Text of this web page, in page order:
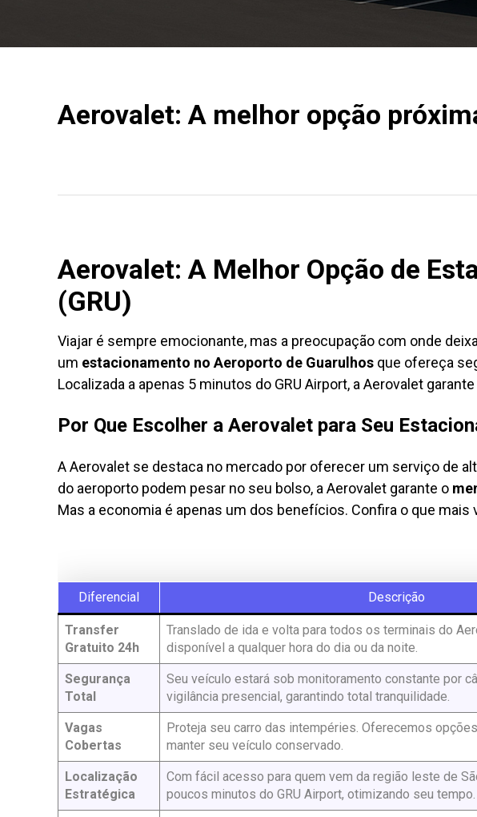
Aerovalet: A melhor opção
Aerovalet: A Melhor Opção de
(GRU)
Viajar é sempre emocionante, mas a preocupação com onde
um estacionamento no Aeroporto de Guarulhos que ofereça
Localizada a apenas 5 minutos do GRU Airport, a Aerovalet
Por Que Escolher a Aerovalet para Seu
A Aerovalet se destaca no mercado por oferecer um serviço de
do aeroporto podem pesar no seu bolso, a Aerovalet garante o
Mas a economia é apenas um dos benefícios. Confira o que mais
Diferencial Descrição
Transfer
Gratuito 24h
Translado de ida e volta para todos os terminais do
disponível a qualquer hora do dia ou da noite.
Segurança
Total
Seu veículo estará sob monitoramento constante por
vigilância presencial, garantindo total tranquilidade.
Vagas
Cobertas
Proteja seu carro das intempéries. Oferecemos
manter seu veículo conservado.
Localização
Estratégica
Com fácil acesso para quem vem da região leste de
poucos minutos do GRU Airport, otimizando seu tempo.